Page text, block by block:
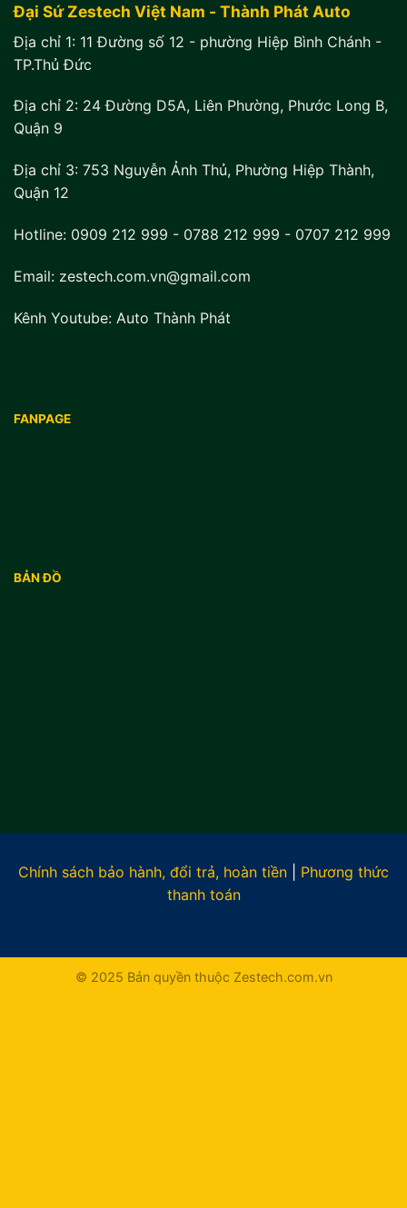
Đại Sứ Zestech Việt Nam - Thành Phát Auto
Địa chỉ 1: 11 Đường số 12 - phường Hiệp Bình Chánh -
TP.Thủ Đức
Địa chỉ 2: 24 Đường D5A, Liên Phường, Phước Long B,
Quận 9
Địa chỉ 3: 753 Nguyễn Ảnh Thủ, Phường Hiệp Thành,
Quận 12
Hotline: 0909 212 999 - 0788 212 999 - 0707 212 999
Email: zestech.com.vn@gmail.com
Kênh Youtube: Auto Thành Phát
FANPAGE
BẢN ĐỒ
Chính sách bảo hành, đổi trả, hoàn tiền
Phương thức
thanh toán
© 2025 Bản quyền thuộc Zestech.com.vn